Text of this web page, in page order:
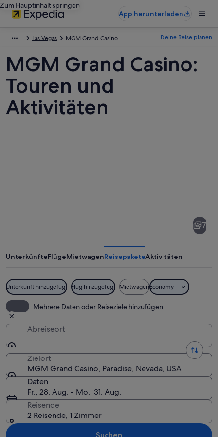
Zum Hauptinhalt springen
App herunterladen
Las Vegas MGM Grand Casino Deine Reise planen
MGM Grand Casino:
Touren und
Aktivitäten
7
UnterkünfteFlügeMietwagenReisepaketeAktivitäten
Unterkunft hinzugefügt Flug hinzugefügt MietwagenEconomy
Mehrere Daten oder Reiseziele hinzufügen
Abreiseort
Zielort
MGM Grand Casino, Paradise, Nevada, USA
Daten
Fr., 28. Aug. - Mo., 31. Aug.
Reisende
2 Reisende, 1 Zimmer
Suchen